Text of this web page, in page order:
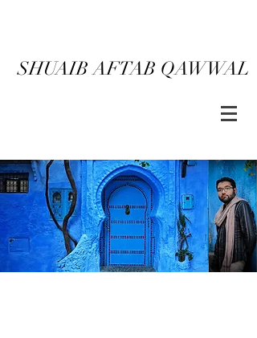
SHUAIB AFTAB QAWWAL